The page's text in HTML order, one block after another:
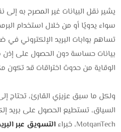
يشير نقل البيانات غير المصرح به
سواء يدويًا أو من خلال استخدام
تساهم بوابات البريد الإلكتروني
بيانات حساسة دون الحصول على
الوقاية من حدوث اختراقات قد تكون
ولكل ما سبق عزيزي القارئ، تحتاج
السياق، تستطيع الحصول على بريد
MotqanTech، خبراء
التسويق عبر